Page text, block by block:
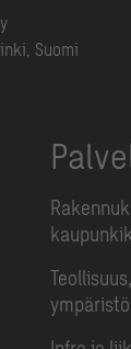
Suomi
ympäristö